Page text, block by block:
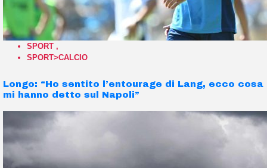
SPORT ,
SPORT>CALCIO
Longo: “Ho sentito l’entourage di Lang, ecco cosa
mi hanno detto sul Napoli”